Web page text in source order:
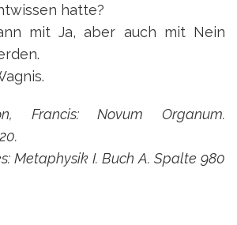
hatte?
mit Ja, aber auch mit Nein
Francis: Novum Organum.
Metaphysik I. Buch A. Spalte 980